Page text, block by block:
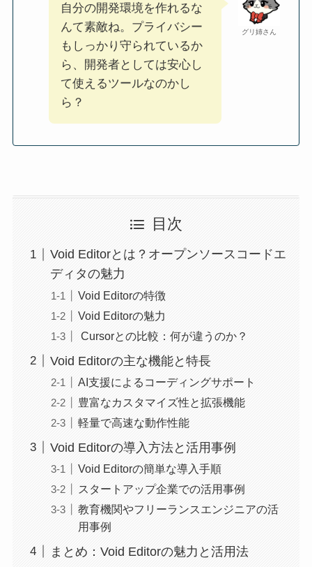
グリ姉さん
自分の開発環境を作れるな
んて素敵ね。プライバシー
もしっかり守られているか
ら、開発者としては安心し
て使えるツールなのかし
ら？
目次
Void Editorとは？オープンソースコードエ
ディタの魅力
Void Editorの特徴
Void Editorの魅力
Cursorとの比較：何が違うのか？
Void Editorの主な機能と特長
AI支援によるコーディングサポート
豊富なカスタマイズ性と拡張機能
軽量で高速な動作性能
Void Editorの導入方法と活用事例
Void Editorの簡単な導入手順
スタートアップ企業での活用事例
教育機関やフリーランスエンジニアの活
用事例
まとめ：Void Editorの魅力と活用法